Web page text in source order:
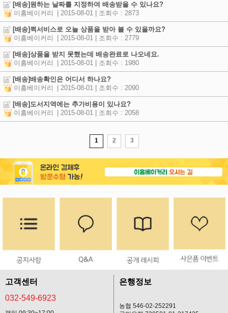
[배송]원하는 날짜를 지정하여 배송받을 수 있나요?
이홈베이커리
| 2015-08-01 | 조회수 : 2873
[배송]퀵서비스로 오늘 상품을 받아 볼 수 있을까요?
이홈베이커리
| 2015-08-01 | 조회수 : 2779
[배송]상품을 받지 못했는데 배송완료로 나오네요.
이홈베이커리
| 2015-08-01 | 조회수 : 1980
[배송]배송확인은 어디서 하나요?
이홈베이커리
| 2015-08-01 | 조회수 : 2090
[배송]도서지역에는 추가비용이 있나요?
이홈베이커리
| 2015-08-01 | 조회수 : 2058
1 2 3
고객센터
032-549-6923
은행정보
농협 546-02-252291